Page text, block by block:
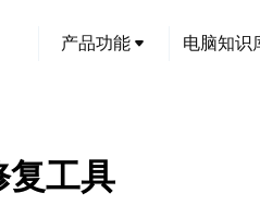
产品功能 电脑知识
复工具